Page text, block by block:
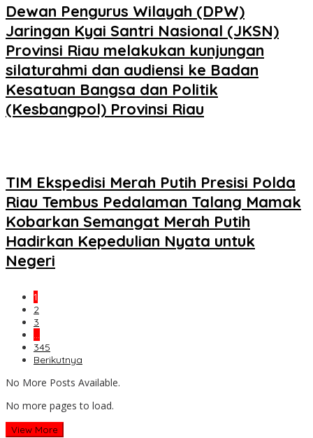
Dewan Pengurus Wilayah (DPW)
Jaringan Kyai Santri Nasional (JKSN)
Provinsi Riau melakukan kunjungan
silaturahmi dan audiensi ke Badan
Kesatuan Bangsa dan Politik
(Kesbangpol) Provinsi Riau
TIM Ekspedisi Merah Putih Presisi Polda
Riau Tembus Pedalaman Talang Mamak
Kobarkan Semangat Merah Putih
Hadirkan Kepedulian Nyata untuk
Negeri
1
2
3
…
345
Berikutnya
No More Posts Available.
No more pages to load.
View More